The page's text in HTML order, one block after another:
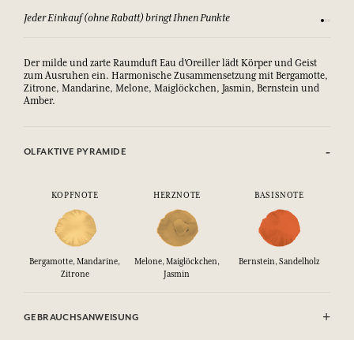
Jeder Einkauf (ohne Rabatt) bringt Ihnen Punkte Sehen
Der milde und zarte Raumduft Eau d'Oreiller lädt Körper und Geist
zum Ausruhen ein. Harmonische Zusammensetzung mit Bergamotte,
Zitrone, Mandarine, Melone, Maiglöckchen, Jasmin, Bernstein und
Amber.
OLFAKTIVE PYRAMIDE
KOPFNOTE HERZNOTE BASISNOTE
Bergamotte, Mandarine,
Zitrone
Melone, Maiglöckchen,
Jasmin
Bernstein, Sandelholz
GEBRAUCHSANWEISUNG